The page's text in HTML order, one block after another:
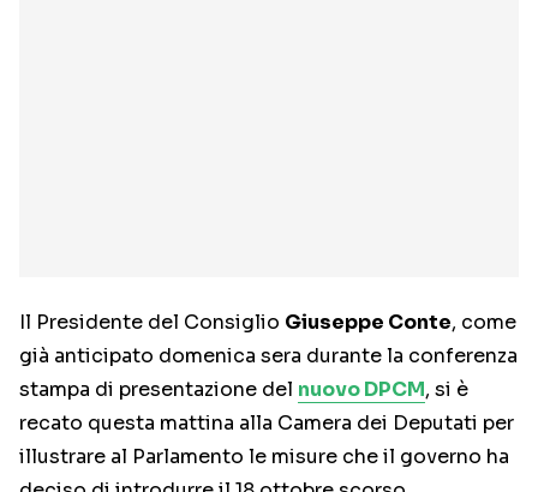
Il Presidente del Consiglio Giuseppe Conte, come
già anticipato domenica sera durante la conferenza
stampa di presentazione del nuovo DPCM, si è
recato questa mattina alla Camera dei Deputati per
illustrare al Parlamento le misure che il governo ha